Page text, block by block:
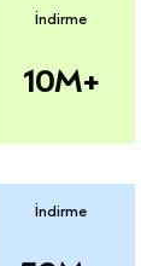
İndirme
10M+
İndirme